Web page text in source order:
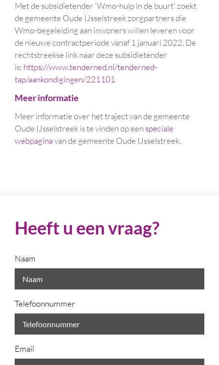
Met de subsidietender 'Wmo-hulp in de buurt' zoekt
de gemeente Oude IJsselstreek zorgpartners die
Wmo-begeleiding aan inwoners willen leveren voor
de nieuwe contractperiode vanaf 1 januari 2022. De
rechtstreekse link naar deze subsidietender
is: https://www.tenderned.nl/tenderned-
tap/aankondigingen/221101
Meer informatie
Meer informatie over het traject van de gemeente
Oude IJsselstreek is te vinden op een speciale
webpaginavan de gemeente Oude IJsselstreek.
Heeft u een vraag?
Naam
Telefoonnummer
Email